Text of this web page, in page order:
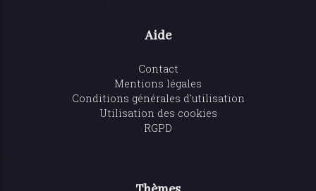
Aide
Contact
Mentions légales
Conditions générales d'utilisation
Utilisation des cookies
RGPD